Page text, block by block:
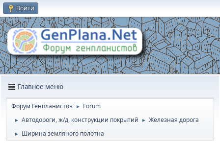
Войти
Главное меню
Форум Генпланистов ► Forum
► Автодороги, ж/д, конструкции покрытий ► Железная дорога
► Ширина земляного полотна